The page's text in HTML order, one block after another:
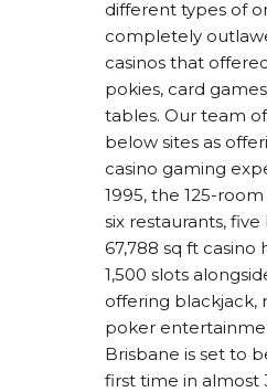
different types of
completely
casinos that
pokies, card
tables. Our team
below sites as
casino gaming
1995, the 125-
six restaurants,
67,788 sq ft casino
1,500 slots
offering blackjack,
poker
Brisbane is set to
first time in almost